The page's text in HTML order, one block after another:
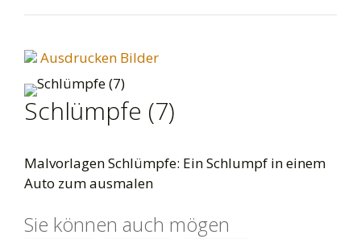
Ausdrucken Bilder
Schlümpfe (7)
Malvorlagen Schlümpfe: Ein Schlumpf in einem
Auto zum ausmalen
Sie können auch mögen